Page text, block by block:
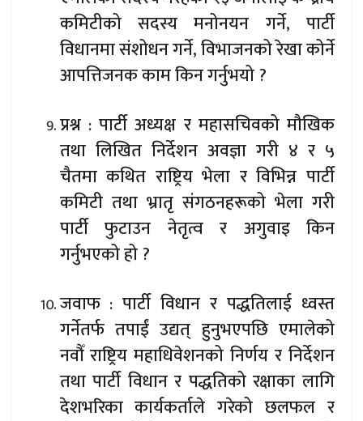
कमिटीको सदस्य मनोनयन गर्ने, पार्टी
विधानमा संशोधन गर्ने, विभाजनको रेखा कोर्ने
आपत्तिजनक काम किन गर्नुभयो ?
प्रश्न : पार्टी अध्यक्ष र महासचिवको मौखिक
तथा लिखित निर्देशन अवज्ञा गरी ४ र ५
चैतमा कथित राष्ट्रिय भेला र विभिन्न पार्टी
कमिटी तथा भ्रातृ संगठनहरूको भेला गरी
पार्टी फुटाउन नेतृत्व र अगुवाइ किन
गर्नुभएको हो ?
जवाफ : पार्टी विधान र पद्धतिलाई ध्वस्त
गर्नेतर्फ तपाईं उद्यत् हुनुभएपछि एमालेको
नवौँ राष्ट्रिय महाधिवेशनको निर्णय र निर्देशन
तथा पार्टी विधान र पद्धतिको रक्षाका लागि
देशभरिका कार्यकर्ताले गरेको छलफल र